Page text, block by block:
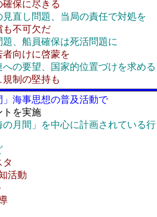
保に尽きる
直し問題、当局の責任で対処を
も不可欠だ
、船員確保は死活問題に
者向けに啓蒙を
の要望、国家的位置づけを求める
規制の堅持も
」海事思想の普及活動で
トを実施
月間」を中心に計画されている行
動